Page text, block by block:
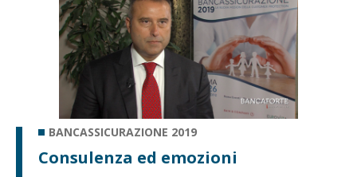
BANCASSICURAZIONE 2019
Consulenza ed emozioni